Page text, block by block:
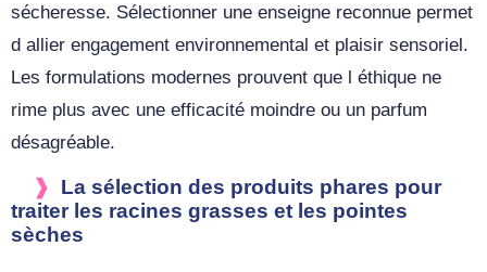
sécheresse. Sélectionner une enseigne reconnue permet
d allier engagement environnemental et plaisir sensoriel.
Les formulations modernes prouvent que l éthique ne
rime plus avec une efficacité moindre ou un parfum
désagréable.
La sélection des produits phares pour
traiter les racines grasses et les pointes
sèches